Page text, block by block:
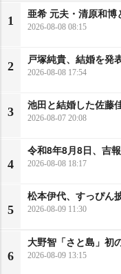
1
亜希 元夫・清原和博
2026-08-08 08:15
2
戸塚純貴、結婚を発
2026-08-08 17:54
3
池田と結婚した佐藤
2026-08-07 20:08
4
令和8年8月8日、吉
2026-08-08 18:17
5
松本伊代、すっぴん
2026-08-09 11:30
6
大野智「さと島」初
2026-08-09 13:15